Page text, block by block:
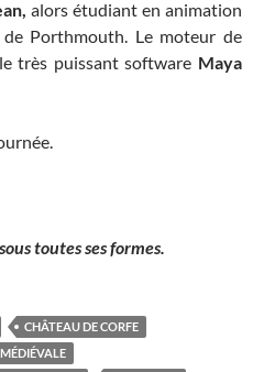
alors étudiant en animation
Porthmouth. Le moteur de
très puissant software Maya
toutes ses formes.
CHÂTEAU DE CORFE